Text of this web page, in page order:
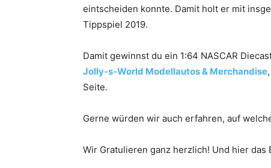
eintscheiden konnte. Damit holt er mit
Tippspiel 2019.
Damit gewinnst du ein 1:64 NASCAR
Jolly-s-World Modellautos & Merchandise
Seite.
Gerne würden wir auch erfahren, auf
Wir Gratulieren ganz herzlich! Und hier das